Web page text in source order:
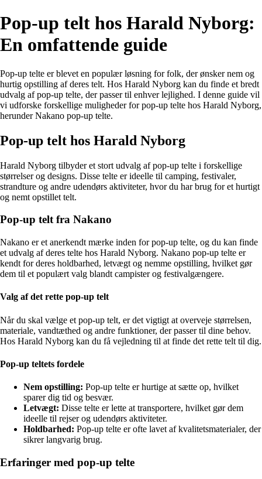
Pop-up telt hos Harald Nyborg:
En omfattende guide
Pop-up telte er blevet en populær løsning for folk, der ønsker nem og
hurtig opstilling af deres telt. Hos Harald Nyborg kan du finde et bredt
udvalg af pop-up telte, der passer til enhver lejlighed. I denne guide vil
vi udforske forskellige muligheder for pop-up telte hos Harald Nyborg,
herunder Nakano pop-up telte.
Pop-up telt hos Harald Nyborg
Harald Nyborg tilbyder et stort udvalg af pop-up telte i forskellige
størrelser og designs. Disse telte er ideelle til camping, festivaler,
strandture og andre udendørs aktiviteter, hvor du har brug for et hurtigt
og nemt opstillet telt.
Pop-up telt fra Nakano
Nakano er et anerkendt mærke inden for pop-up telte, og du kan finde
et udvalg af deres telte hos Harald Nyborg. Nakano pop-up telte er
kendt for deres holdbarhed, letvægt og nemme opstilling, hvilket gør
dem til et populært valg blandt campister og festivalgængere.
Valg af det rette pop-up telt
Når du skal vælge et pop-up telt, er det vigtigt at overveje størrelsen,
materiale, vandtæthed og andre funktioner, der passer til dine behov.
Hos Harald Nyborg kan du få vejledning til at finde det rette telt til dig.
Pop-up teltets fordele
Nem opstilling: Pop-up telte er hurtige at sætte op, hvilket
sparer dig tid og besvær.
Letvægt: Disse telte er lette at transportere, hvilket gør dem
ideelle til rejser og udendørs aktiviteter.
Holdbarhed: Pop-up telte er ofte lavet af kvalitetsmaterialer, der
sikrer langvarig brug.
Erfaringer med pop-up telte